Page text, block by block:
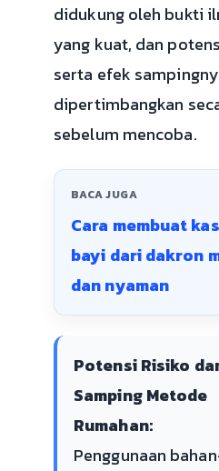
didukung oleh bukti
yang kuat, dan
serta efek
dipertimbangkan
sebelum mencoba.
BACA JUGA
Cara membuat
bayi dari dakron
dan nyaman
Potensi Risiko
Samping Metode
Rumahan:
Penggunaan